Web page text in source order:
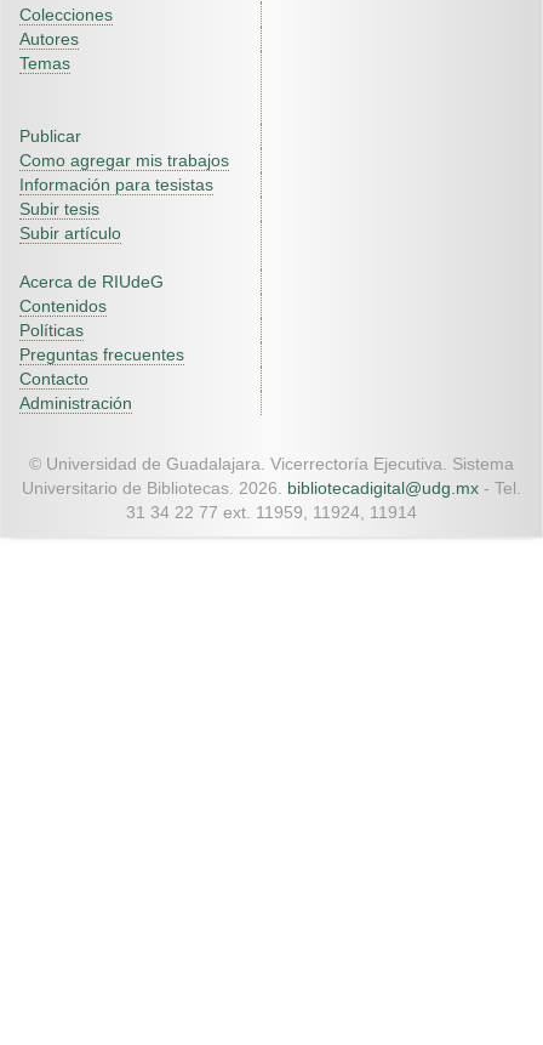
Colecciones
Autores
Temas
Publicar
Como agregar mis trabajos
Información para tesistas
Subir tesis
Subir artículo
Acerca de RIUdeG
Contenidos
Políticas
Preguntas frecuentes
Contacto
Administración
© Universidad de Guadalajara. Vicerrectoría Ejecutiva. Sistema
Universitario de Bibliotecas. 2026. bibliotecadigital@udg.mx - Tel.
31 34 22 77 ext. 11959, 11924, 11914